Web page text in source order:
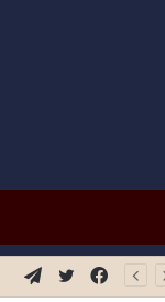
تويتر
فيسبوك